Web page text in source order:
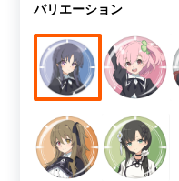
バリエーション